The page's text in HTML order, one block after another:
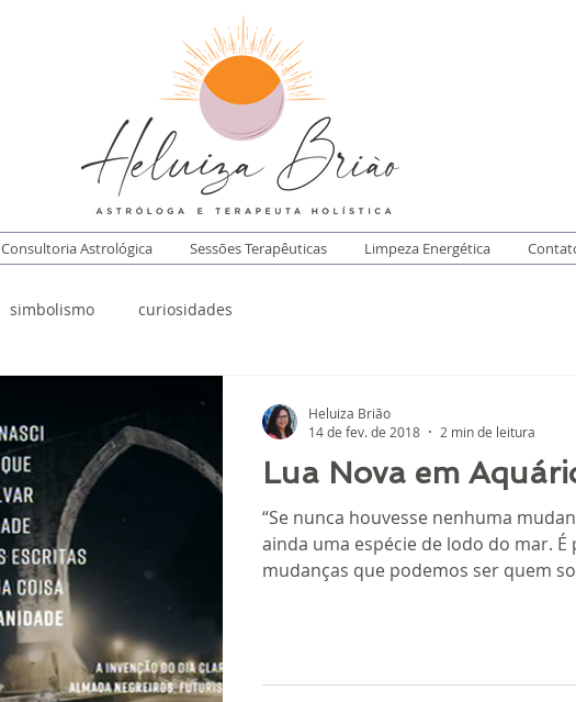
Consultoria Astrológica Sessões Terapêuticas Limpeza Energética
simbolismo curiosidades
Lua Nova em
“Se nunca houvesse nenhuma
ainda uma espécie de lodo do mar. É
mudanças que podemos ser quem
Heluiza Brião
14 de fev. de 2018
2 min de leitura